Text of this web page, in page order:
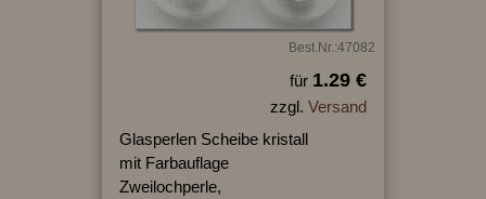
Best.Nr.:47082
für 1.29 €
zzgl. Versand
Glasperlen Scheibe kristall
mit Farbauflage
Zweilochperle,